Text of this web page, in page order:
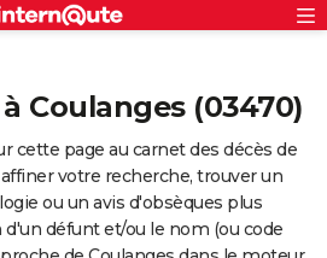
Coulanges (03470)
cette page au carnet des décès de
votre recherche, trouver un
ou un avis d'obsèques plus
défunt et/ou le nom (ou code